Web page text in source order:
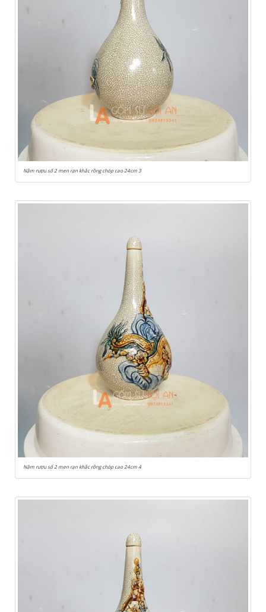
Nậm rượu số 2 men rạn khắc rồng chóp cao 24cm 3
Nậm rượu số 2 men rạn khắc rồng chóp cao 24cm 4